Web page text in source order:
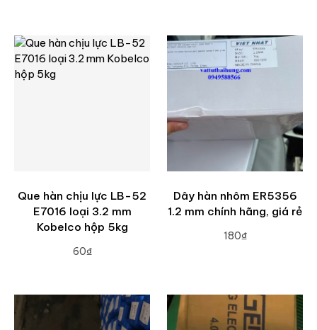
Que hàn chịu lực LB-52
E7016 loại 3.2 mm
Kobelco hộp 5kg
60₫
Dây hàn nhôm ER5356
1.2 mm chính hãng, giá rẻ
180₫